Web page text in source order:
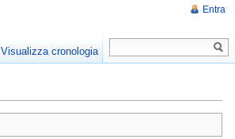
Entra
Visualizza cronologia